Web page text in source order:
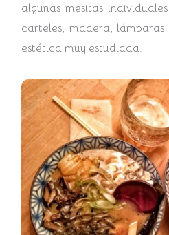
algunas mesitas
carteles, madera,
estética muy estudiada.